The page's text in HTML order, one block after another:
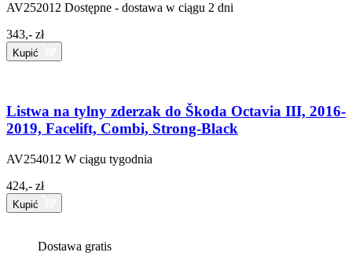
AV252012 Dostępne - dostawa w ciągu 2 dni
343,- zł
Kupić
Listwa na tylny zderzak do Škoda Octavia III, 2016-
2019, Facelift, Combi, Strong-Black
AV254012 W ciągu tygodnia
424,- zł
Kupić
Dostawa gratis